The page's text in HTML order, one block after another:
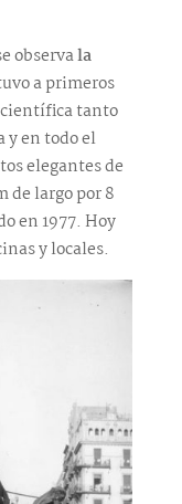
observala
a primeros
tanto
y en todo el
elegantes de
de largo por 8
en 1977. Hoy
y locales.